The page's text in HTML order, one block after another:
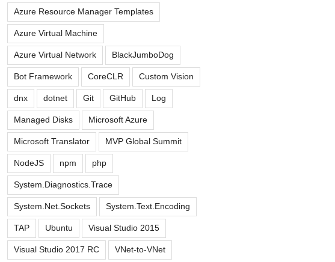
Azure Resource Manager Templates
Azure Virtual Machine
Azure Virtual Network BlackJumboDog
Bot Framework CoreCLR Custom Vision
dnx dotnet Git GitHub Log
Managed Disks Microsoft Azure
Microsoft Translator MVP Global Summit
NodeJS npm php
System.Diagnostics.Trace
System.Net.Sockets System.Text.Encoding
TAP Ubuntu Visual Studio 2015
Visual Studio 2017 RC VNet-to-VNet